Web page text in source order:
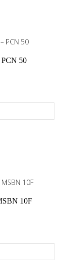
PCN 50
10F